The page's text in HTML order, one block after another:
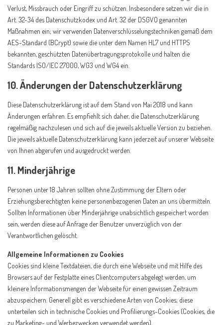
Verlust, Missbrauch oder Eingriff zu schützen. Insbesondere setzen wir die in
Art. 32-34 des Datenschutzkodex und Art. 32 der DSGVO genannten
Maßnahmen ein; wir verwenden Datenverschlüsselungstechniken gemäß dem
AES-Standard (BCrypt) sowie die unter dem Namen HL7 und HTTPS
bekannten, geschützten Datenübertragungsprotokolle und halten die
Standards ISO/IEC 27000, WG3 und WG4 ein.
10. Änderungen der Datenschutzerklärung
Diese Datenschutzerklärung ist auf dem Stand von Mai 2018 und kann
Änderungen erfahren. Es empfiehlt sich daher, die Datenschutzerklärung
regelmäßig nachzulesen und sich auf die jeweils aktuelle Version zu beziehen.
Die jeweils aktuelle Datenschutzerklärung kann jederzeit auf unserer Webseite
von Ihnen abgerufen und ausgedruckt werden.
11. Minderjährige
Personen unter 18 Jahren sollten ohne Zustimmung der Eltern oder
Erziehungsberechtigten keine personenbezogenen Daten an uns übermitteln.
Sollten Informationen über Minderjährige unabsichtlich gespeichert worden
sein, werden diese auf Anfrage der Benutzer unverzüglich von der
Verantwortlichen gelöscht.
Allgemeine Informationen zu Cookies
Cookies sind kleine Textdateien, die durch eine Webseite und mit Hilfe des
Browsers auf der Festplatte eines Clientcomputers abgelegt werden, um
kleinere Informationsmengen der Webseite für einen gewissen Zeitraum
abzuspeichern. Generell gibt es verschiedene Arten von Cookies; diese
unterteilen sich in technische Cookies und Profilierungs-Cookies (Cookies, die
zu Marketing- und Werbezwecken verwendet werden).